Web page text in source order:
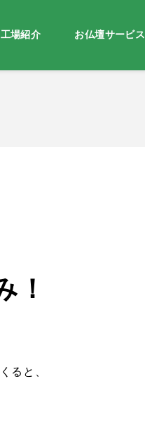
場紹介 お仏壇サービス
！
ると、